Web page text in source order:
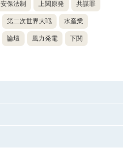
安保法制 上関原発 共謀罪
第二次世界大戦 水産業
論壇 風力発電 下関